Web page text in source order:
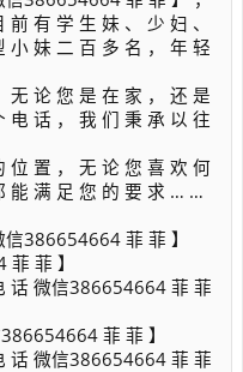
有 学 生 妹 、 少 妇 、
小 妹 二 百 多 名 ， 年 轻
无 论 您 是 在 家 ， 还 是
电 话 ， 我 们 秉 承 以 往
位 置 ， 无 论 您 喜 欢 何
能 满 足 您 的 要 求 … …
386654664 菲 菲 】
菲 】
话 微信386654664 菲 菲
菲 菲 】
话 微信386654664 菲 菲